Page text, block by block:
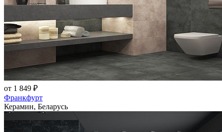
от 1 849 ₽
Франкфурт
Керамин, Беларусь